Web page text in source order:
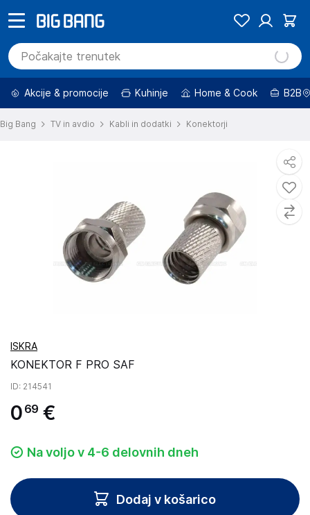
Akcije & promocije Kuhinje Home & Cook B2B
Big Bang TV in avdio Kabli in dodatki Konektorji
ISKRA
KONEKTOR F PRO SAF
ID: 214541
0 69 €
Na voljo v 4-6 delovnih dneh
Dodaj v košarico